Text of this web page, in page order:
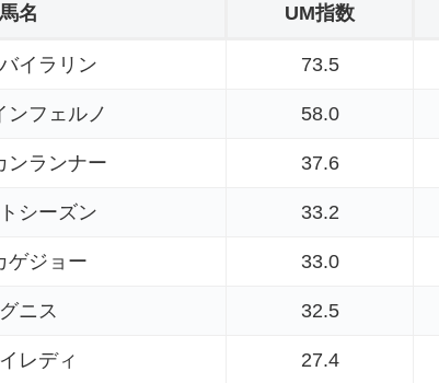
馬名 UM指数
イラリン 73.5
ンフェルノ 58.0
ンランナー 37.6
シーズン 33.2
ゲジョー 33.0
ニス 32.5
レディ 27.4